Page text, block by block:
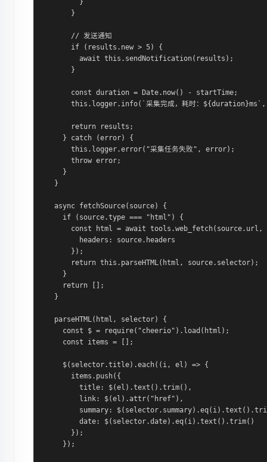
        }
      }
      // 发送通知
      if (results.new > 5) {
        await this.sendNotification(results);
      }
      const duration = Date.now() - startTime;
this.logger.info(`采集完成，耗时：
      return results;
    } catch (error) {
      this.logger.error("采集任务失败", error);
      throw error;
    }
  }
  async fetchSource(source) {
    if (source.type === "html") {
const html = await tools.web_fetch(source.url,
        headers: source.headers
      });
      return this.parseHTML(html, source.selector);
    }
    return [];
  }
  parseHTML(html, selector) {
    const $ = require("cheerio").load(html);
    const items = [];
    $(selector.title).each((i, el) => {
      items.push({
        title: $(el).text().trim(),
        link: $(el).attr("href"),
summary:
        date: $(selector.date).eq(i).text().trim()
      });
    });